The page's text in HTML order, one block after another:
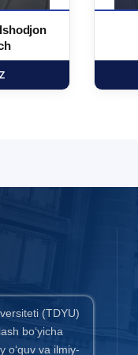
(TDYU)
bo‘yicha
o‘quv va ilmiy-